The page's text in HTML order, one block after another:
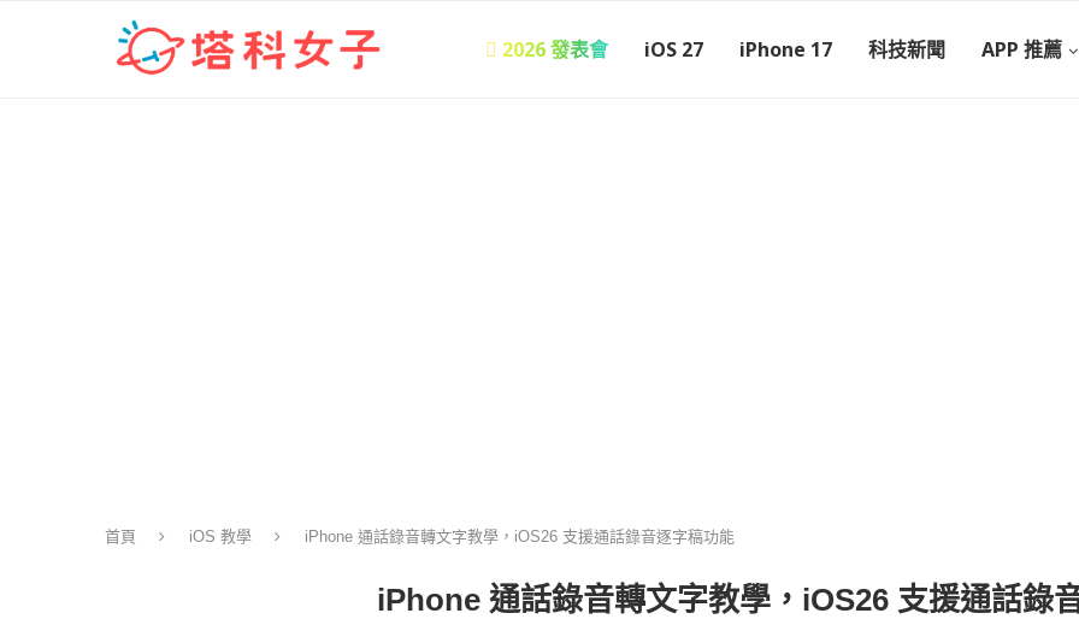
 2026 發表會 iOS 27 iPhone 17 科技新聞 APP 推薦
首頁 iOS 教學 iPhone 通話錄音轉文字教學，iOS26 支援通話錄音逐字稿功能
iPhone 通話錄音轉文字教學，iOS26 支援通話錄